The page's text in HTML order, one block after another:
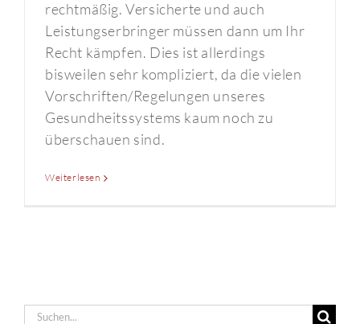
rechtmäßig. Versicherte und auch
Leistungserbringer müssen dann um Ihr
Recht kämpfen. Dies ist allerdings
bisweilen sehr kompliziert, da die vielen
Vorschriften/Regelungen unseres
Gesundheitssystems kaum noch zu
überschauen sind.
Weiterlesen
Suche